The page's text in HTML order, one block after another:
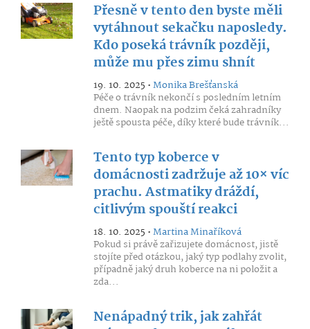
Přesně v tento den byste měli
vytáhnout sekačku naposledy.
Kdo poseká trávník později,
může mu přes zimu shnít
19. 10. 2025 •Monika Brešťanská
Péče o trávník nekončí s posledním letním
dnem. Naopak na podzim čeká zahradníky
ještě spousta péče, díky které bude trávník...
Tento typ koberce v
domácnosti zadržuje až 10× víc
prachu. Astmatiky dráždí,
citlivým spouští reakci
18. 10. 2025 •Martina Minaříková
Pokud si právě zařizujete domácnost, jistě
stojíte před otázkou, jaký typ podlahy zvolit,
případně jaký druh koberce na ni položit a
zda...
Nenápadný trik, jak zahřát